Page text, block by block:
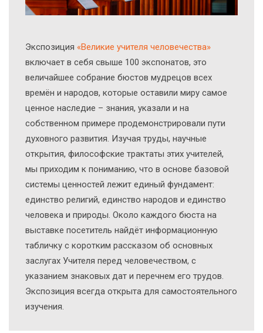
Экcпозиция «Великие учителя человечества»
включает в себя свыше 100 экспонатов, это
величайшее собрание бюстов мудрецов всех
времён и народов, которые оставили миру самое
ценное наследие – знания, указали и на
собственном примере продемонстрировали пути
духовного развития. Изучая труды, научные
открытия, философские трактаты этих учителей,
мы приходим к пониманию, что в основе базовой
системы ценностей лежит единый фундамент:
единство религий, единство народов и единство
человека и природы. Около каждого бюста на
выставке посетитель найдёт информационную
табличку с коротким рассказом об основных
заслугах Учителя перед человечеством, с
указанием знаковых дат и перечнем его трудов.
Экспозиция всегда открыта для самостоятельного
изучения.